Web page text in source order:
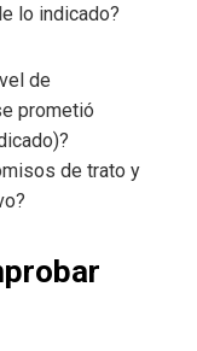
lo indicado?
de
prometió
de trato y